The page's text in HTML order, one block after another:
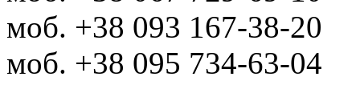
моб. +38 093 167-38-20
моб. +38 095 734-63-04